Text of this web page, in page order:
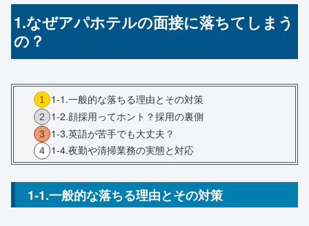
1.なぜアパホテルの面接に落ちてしまう
の？
1-1.一般的な落ちる理由とその対策
1-2.顔採用ってホント？採用の裏側
1-3.英語が苦手でも大丈夫？
1-4.夜勤や清掃業務の実態と対応
1-1.一般的な落ちる理由とその対策